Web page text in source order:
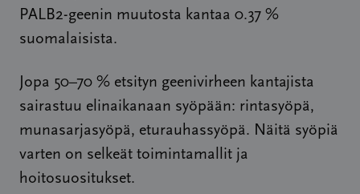
PALB2-geenin muutosta kantaa 0.37 %
suomalaisista.
Jopa 50–70 % etsityn geenivirheen kantajista
sairastuu elinaikanaan syöpään: rintasyöpä,
munasarjasyöpä, eturauhassyöpä. Näitä syöpiä
varten on selkeät toimintamallit ja
hoitosuositukset.